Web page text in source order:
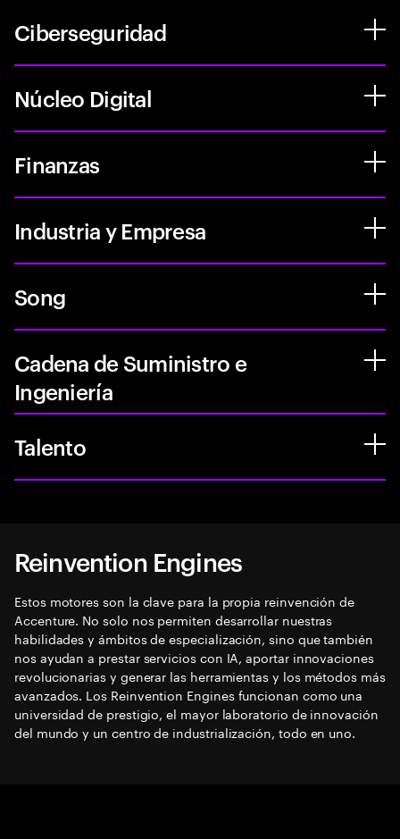
Ciberseguridad
Núcleo Digital
Finanzas
Industria y Empresa
Song
Cadena de Suministro e
Ingeniería
Talento
Reinvention Engines
Estos motores son la clave para la propia reinvención de
Accenture. No solo nos permiten desarrollar nuestras
habilidades y ámbitos de especialización, sino que también
nos ayudan a prestar servicios con IA, aportar innovaciones
revolucionarias y generar las herramientas y los métodos más
avanzados. Los Reinvention Engines funcionan como una
universidad de prestigio, el mayor laboratorio de innovación
del mundo y un centro de industrialización, todo en uno.